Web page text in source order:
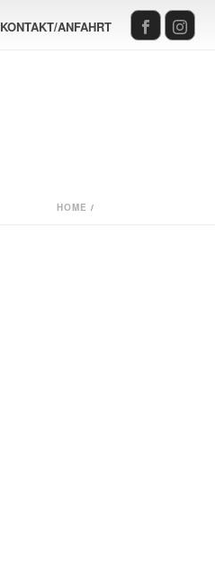
KONTAKT/ANFAHRT
HOME /